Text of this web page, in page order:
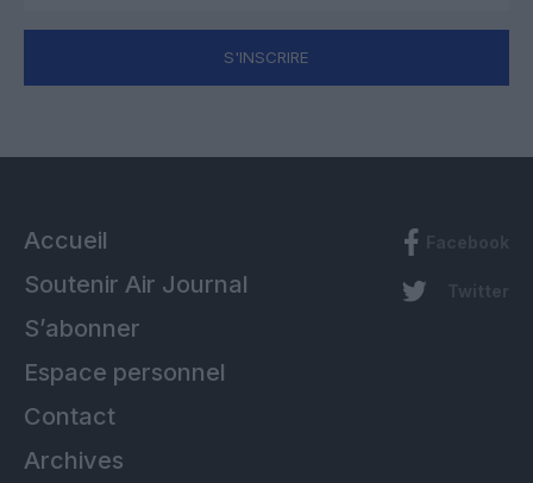
S'INSCRIRE
Accueil
Soutenir Air Journal
S’abonner
Espace personnel
Contact
Archives